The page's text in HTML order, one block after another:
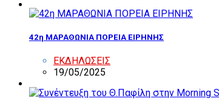
42η ΜΑΡΑΘΩΝΙΑ ΠΟΡΕΙΑ ΕΙΡΗΝΗΣ
ΕΚΔΗΛΩΣΕΙΣ
19/05/2025